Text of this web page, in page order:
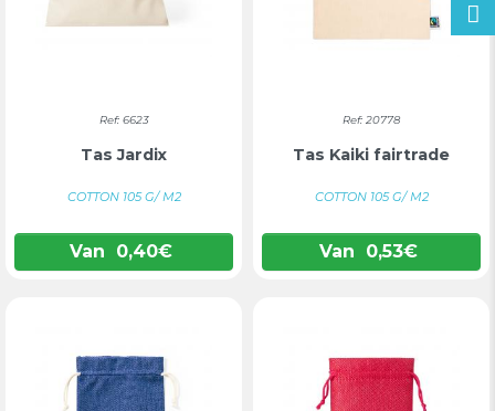
Ref: 6623
Tas Jardix
COTTON 105 G/ M2
Van 0,40€
Ref: 20778
Tas Kaiki fairtrade
COTTON 105 G/ M2
Van 0,53€